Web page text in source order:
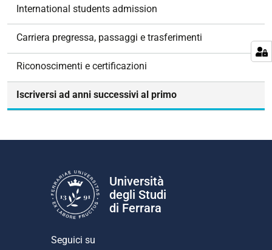
International students admission
Carriera pregressa, passaggi e trasferimenti
Riconoscimenti e certificazioni
Iscriversi ad anni successivi al primo
Università
degli Studi
di Ferrara
Seguici su